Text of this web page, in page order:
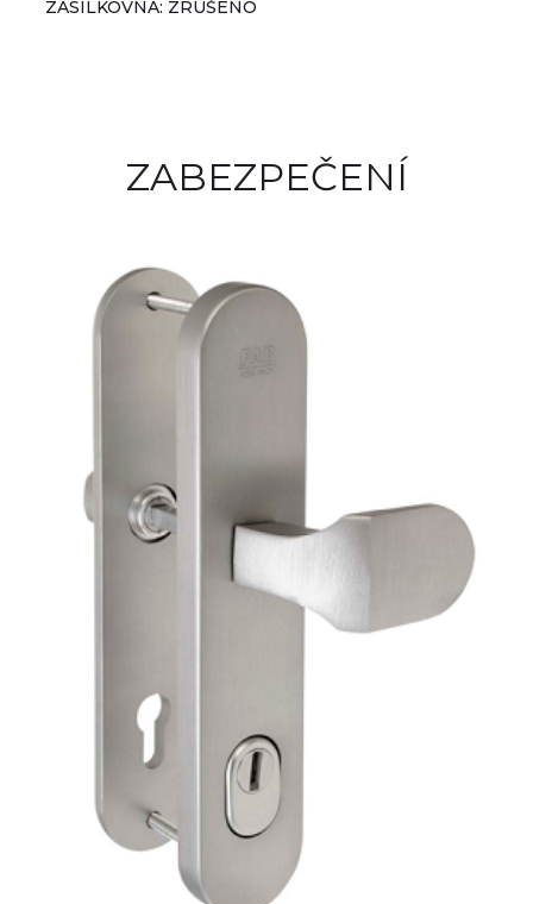
ZÁSILKOVNA: ZRUŠENO
ZABEZPEČENÍ
READ MORE